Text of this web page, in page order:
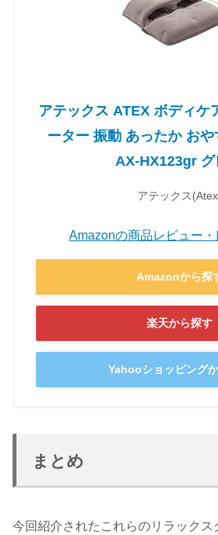
アテックス ATEX ボディケ
ーター 振動 あったか お
AX-HX123gr グ
アテックス
Amazonの商品レビュー
Amazonから探
楽天から探す
Yahooショッピング
まとめ
今回紹介されたこれらのリラック